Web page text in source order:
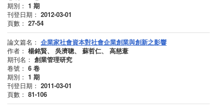
期別： 1 期
刊登日期： 2012-03-01
頁數： 27-54
論文篇名： 企業家社會資本對社會企業創業與創新之影響
作者： 楊銘賢、 吳濟聰、 蘇哲仁、 高慈薏
期刊名： 創業管理研究
卷號： 6 卷
期別： 1 期
刊登日期： 2011-03-01
頁數： 81-106